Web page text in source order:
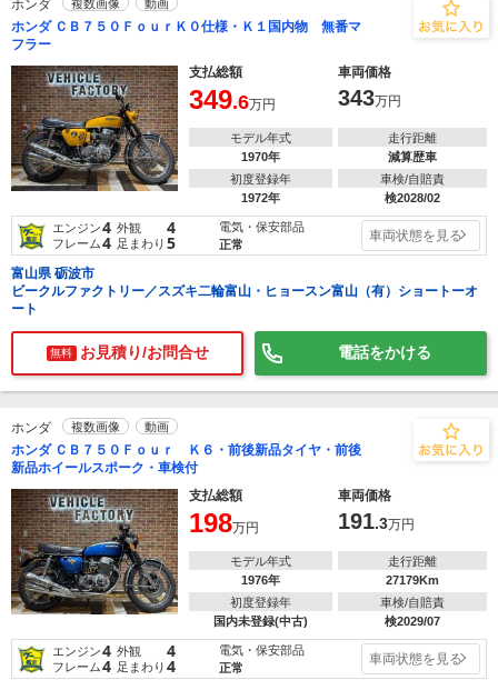
ホンダ 複数画像 動画
ホンダ ＣＢ７５０ＦｏｕｒＫ０仕様・Ｋ１国内物 無番マ
フラー
支払総額
車両価格
349.6万円 343万円
モデル年式
1970年
走行距離
減算歴車
初度登録年
1972年
車検/自賠責
検2028/02
エンジン4 外観 4
フレーム4 足まわり 5
電気・保安部品
正常
車両状態を見る
富山県 砺波市
ビークルファクトリー／スズキ二輪富山・ヒョースン富山（有）ショートーオ
ート
無料 お見積り/お問合せ 電話をかける
ホンダ 複数画像 動画
ホンダ ＣＢ７５０Ｆｏｕｒ Ｋ６・前後新品タイヤ・前後
新品ホイールスポーク・車検付
支払総額
車両価格
198万円 191.3万円
モデル年式
1976年
走行距離
27179Km
初度登録年
国内未登録(中古)
車検/自賠責
検2029/07
エンジン4 外観 4
フレーム4 足まわり 4
電気・保安部品
正常
車両状態を見る